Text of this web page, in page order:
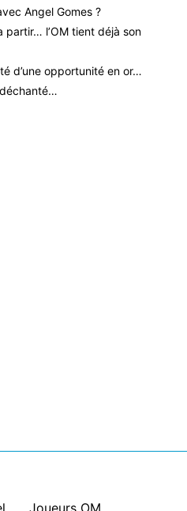
Angel Gomes ?
l’OM tient déjà son
d’une opportunité en or…